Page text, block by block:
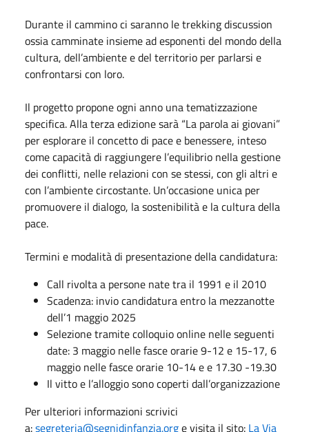
Durante il cammino ci saranno le trekking discussion
ossia camminate insieme ad esponenti del mondo della
cultura, dell’ambiente e del territorio per parlarsi e
confrontarsi con loro.
Il progetto propone ogni anno una tematizzazione
specifica. Alla terza edizione sarà “La parola ai giovani”
per esplorare il concetto di pace e benessere, inteso
come capacità di raggiungere l’equilibrio nella gestione
dei conflitti, nelle relazioni con se stessi, con gli altri e
con l’ambiente circostante. Un’occasione unica per
promuovere il dialogo, la sostenibilità e la cultura della
pace.
Termini e modalità di presentazione della candidatura:
Call rivolta a persone nate tra il 1991 e il 2010
Scadenza: invio candidatura entro la mezzanotte
dell’1 maggio 2025
Selezione tramite colloquio online nelle seguenti
date: 3 maggio nelle fasce orarie 9-12 e 15-17, 6
maggio nelle fasce orarie 10-14 e e 17.30 -19.30
Il vitto e l’alloggio sono coperti dall’organizzazione
Per ulteriori informazioni scrivici
a:segreteria@segnidinfanzia.orge visita il sito: La Via